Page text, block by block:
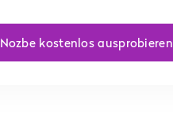
Nozbe kostenlos ausprobieren